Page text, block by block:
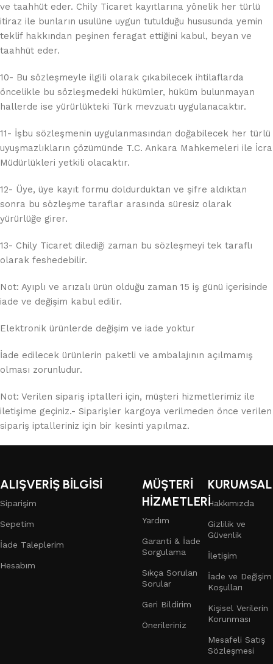
ve taahhüt eder. Chily Ticaret kayıtlarına yönelik her türlü
itiraz ile bunların usulüne uygun tutulduğu hususunda yemin
teklif hakkından peşinen feragat ettiğini kabul, beyan ve
taahhüt eder.
10- Bu sözleşmeyle ilgili olarak çıkabilecek ihtilaflarda
öncelikle bu sözleşmedeki hükümler, hüküm bulunmayan
hallerde ise yürürlükteki Türk mevzuatı uygulanacaktır.
11- İşbu sözleşmenin uygulanmasından doğabilecek her türlü
uyuşmazlıkların çözümünde T.C. Ankara Mahkemeleri ile İcra
Müdürlükleri yetkili olacaktır.
12- Üye, üye kayıt formu doldurduktan ve şifre aldıktan
sonra bu sözleşme taraflar arasında süresiz olarak
yürürlüğe girer.
13- Chily Ticaret dilediği zaman bu sözleşmeyi tek taraflı
olarak feshedebilir.
Not: Ayıplı ve arızalı ürün olduğu zaman 15 iş günü içerisinde
iade ve değişim kabul edilir.
Elektronik ürünlerde değişim ve iade yoktur
İade edilecek ürünlerin paketli ve ambalajının açılmamış
olması zorunludur.
Not: Verilen sipariş iptalleri için, müşteri hizmetlerimiz ile
iletişime geçiniz.- Siparişler kargoya verilmeden önce verilen
sipariş iptalleriniz için bir kesinti yapılmaz.
ALIŞVERİŞ BİLGİSİ
Siparişim
Sepetim
İade Taleplerim
Hesabım
MÜŞTERİ
HİZMETLERİ
Yardım
Garanti & İade
Sorgulama
Sıkça Sorulan
Sorular
Geri Bildirim
Önerileriniz
KURUMSAL
Hakkımızda
Gizlilik ve
Güvenlik
İletişim
İade ve Değişim
Koşulları
Kişisel Verilerin
Korunması
Mesafeli Satış
Sözleşmesi